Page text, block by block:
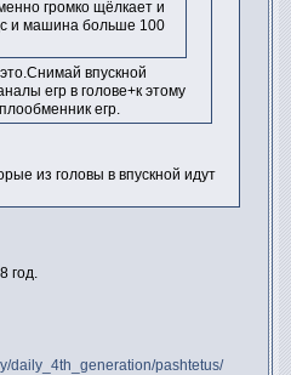
громко щёлкает и
и машина больше 100
впускной
егр в голове+к этому
егр.
из головы в впускной идут
год.
daily_4th_generation/pashtetus/